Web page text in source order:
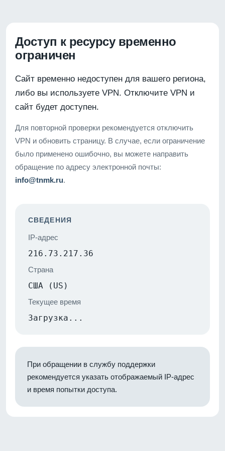
Доступ к ресурсу временно
ограничен
Сайт временно недоступен для вашего региона,
либо вы используете VPN. Отключите VPN и
сайт будет доступен.
Для повторной проверки рекомендуется отключить
VPN и обновить страницу. В случае, если ограничение
было применено ошибочно, вы можете направить
обращение по адресу электронной почты:
info@tnmk.ru.
СВЕДЕНИЯ
IP-адрес
216.73.217.36
Страна
США (US)
Текущее время
Загрузка...
При обращении в службу поддержки
рекомендуется указать отображаемый IP-адрес
и время попытки доступа.